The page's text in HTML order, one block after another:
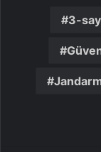
3-